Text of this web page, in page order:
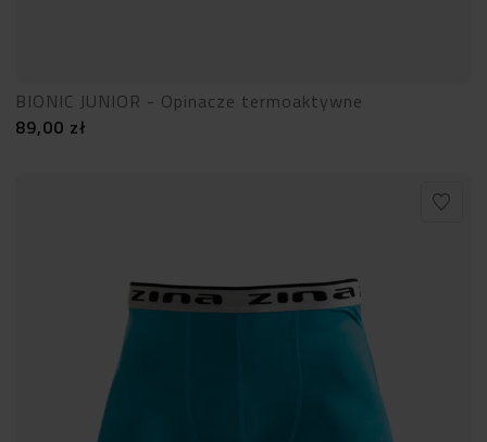
BIONIC JUNIOR - Opinacze termoaktywne
89,00 zł